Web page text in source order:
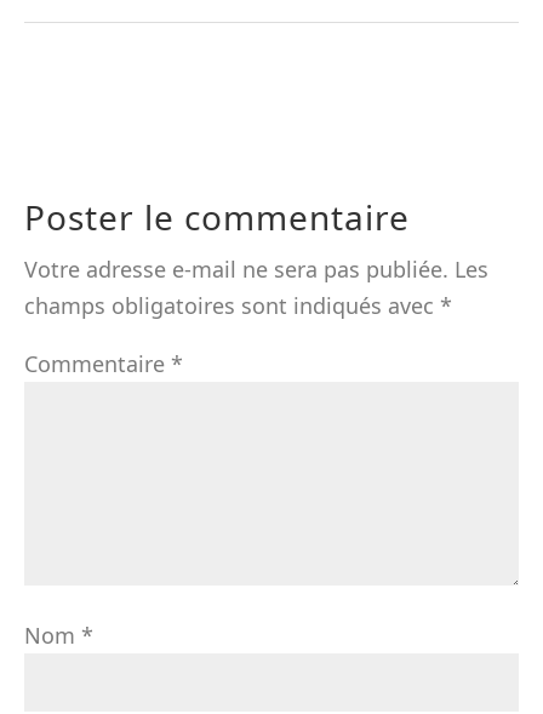
Poster le commentaire
Votre adresse e-mail ne sera pas publiée. Les
champs obligatoires sont indiqués avec *
Commentaire *
Nom *